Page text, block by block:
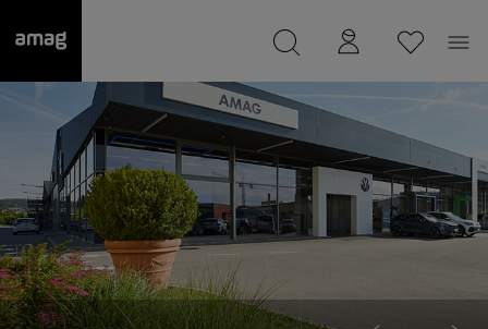
wurde als Ihre Garage gespeichert.